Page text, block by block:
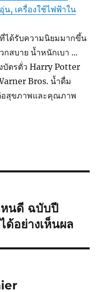
น, เครื่องใช้ไฟฟ้าใน
ได้รับความนิยมมากขึ้น
กสบาย น้ำหนักเบา ...
บัตรตั่ว Harry Potter
Bros. น้ำดื่ม
อสุขภาพและคุณภาพ
นดี ฉบับปี
อย่างเห็นผล